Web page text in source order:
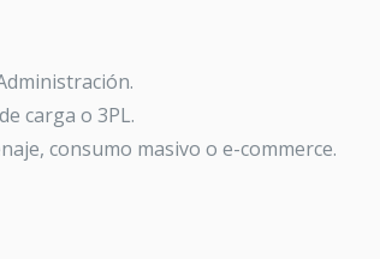
carga o 3PL.
consumo masivo o e-commerce.